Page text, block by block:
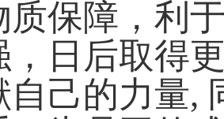
质保障，利
，日后取得
自己的力量,